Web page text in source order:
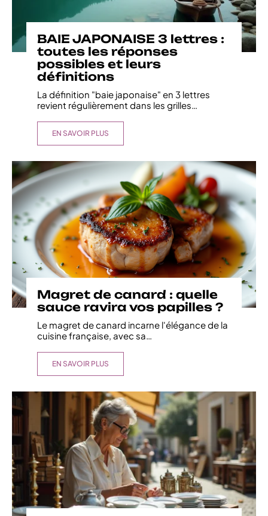
BAIE JAPONAISE 3 lettres :
toutes les réponses
possibles et leurs
définitions
La définition "baie japonaise" en 3 lettres
revient régulièrement dans les grilles…
EN SAVOIR PLUS
Magret de canard : quelle
sauce ravira vos papilles ?
Le magret de canard incarne l'élégance de la
cuisine française, avec sa
EN SAVOIR PLUS